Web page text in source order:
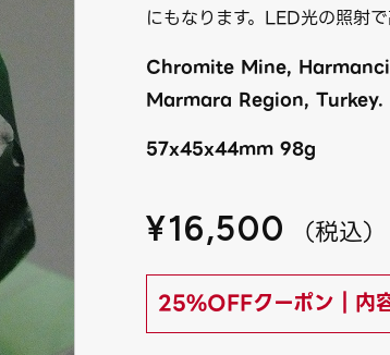
にもなります。LED光の照射
Chromite Mine,
Marmara Region, Turkey.
57x45x44mm 98g
¥16,500 （税込）
25%OFFクーポン｜内